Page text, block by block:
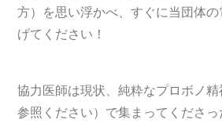
方）を思い浮かべ、すぐに当団体
げてください！
協力医師は現状、純粋なプロボノ
参照ください）で集まってくださっ